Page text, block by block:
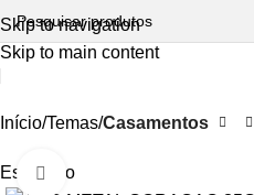
Skip to navigation
Skip to main content
Início Temas Casamentos
EsgotadoAumentar Imagem